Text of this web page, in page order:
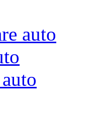
auto